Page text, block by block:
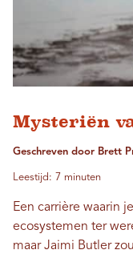
Mysteriën
Geschreven door Brett
Leestijd: 7 minuten
Een carrière waarin
ecosystemen ter
maar Jaimi Butler